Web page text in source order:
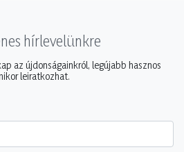
hírlevelünkre
az újdonságainkról, legújabb hasznos
leiratkozhat.